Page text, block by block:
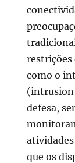
restrições
como o
(intrusion
defesa,
que os